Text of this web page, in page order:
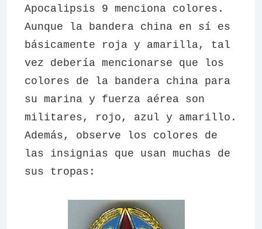
Apocalipsis 9 menciona colores.
Aunque la bandera china en sí es
básicamente roja y amarilla, tal
vez debería mencionarse que los
colores de la bandera china para
su marina y fuerza aérea son
militares, rojo, azul y amarillo.
Además, observe los colores de
las insignias que usan muchas de
sus tropas: